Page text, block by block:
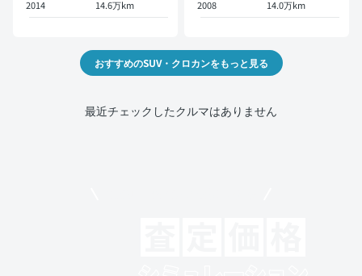
2014 14.6万km 2008 14.0万km
おすすめのSUV・クロカンをもっと見る
最近チェックしたクルマはありません